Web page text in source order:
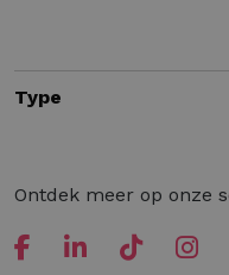
Type
Ontdek meer op onze